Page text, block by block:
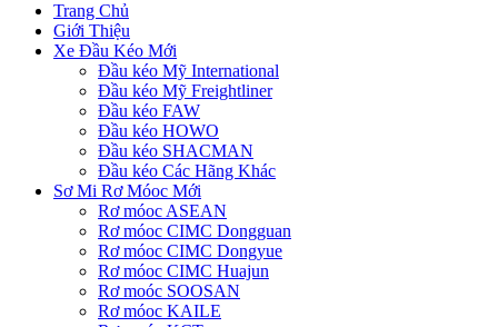
Trang Chủ
Giới Thiệu
Xe Đầu Kéo Mới
Đầu kéo Mỹ International
Đầu kéo Mỹ Freightliner
Đầu kéo FAW
Đầu kéo HOWO
Đầu kéo SHACMAN
Đầu kéo Các Hãng Khác
Sơ Mi Rơ Móoc Mới
Rơ móoc ASEAN
Rơ móoc CIMC Dongguan
Rơ móoc CIMC Dongyue
Rơ móoc CIMC Huajun
Rơ moóc SOOSAN
Rơ móoc KAILE